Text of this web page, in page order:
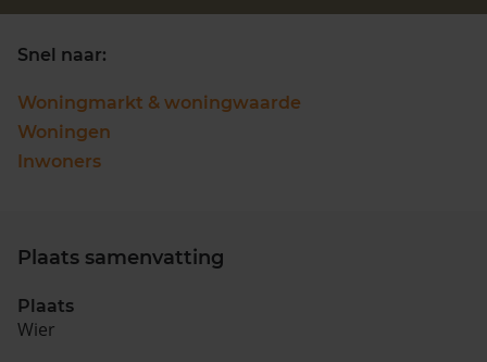
Zoek een woning
Snel naar:
Woningmarkt & woningwaarde
Woningen
Inwoners
Plaats samenvatting
Plaats
Wier